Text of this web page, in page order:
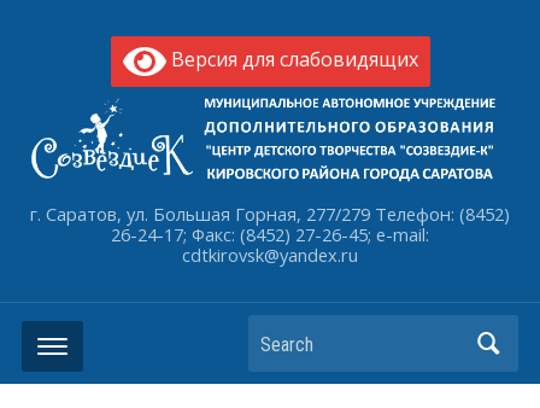
Версия для слабовидящих
г. Саратов, ул. Большая Горная, 277/279 Телефон: (8452)
26-24-17; Факс: (8452) 27-26-45; e-mail:
cdtkirovsk@yandex.ru
Search